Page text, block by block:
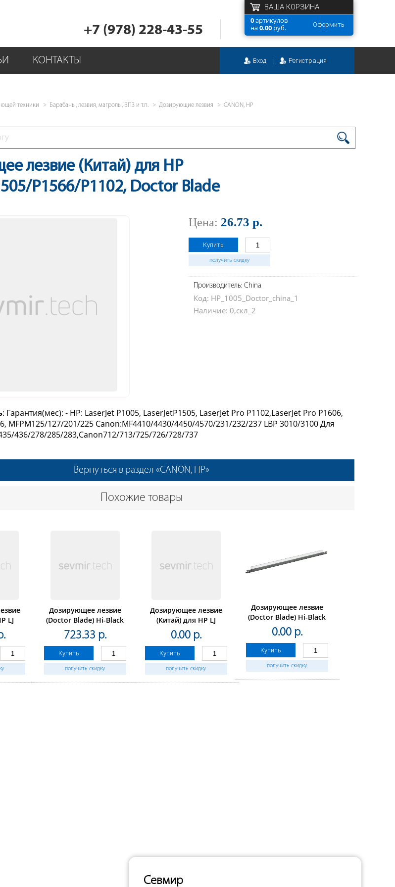
+7 (978) 228-43-55 Оформить
ВАША КОРЗИНА
0артикулов
на0.00 руб.
Вход Регистрация
КОНТАКТЫ
техники Барабаны, лезвия, магролы, ВПЗ и т.п. Дозирующие лезвия CANON, HP
лезвие (Китай) для HP
P1566/P1102, Doctor Blade
Цена: 26.73 р.
Купить
получить скидку
Производитель: China
Код: HP_1005_Doctor_china_1
Наличие: 0,скл_2
: Гарантия(мес): - HP: LaserJet P1005, LaserJetP1505, LaserJet Pro P1102,LaserJet Pro P1606,
MFPM125/127/201/225 Canon:MF4410/4430/4450/4570/231/232/237 LBP 3010/3100 Для
436/278/285/283,Canon712/713/725/726/728/737
Вернуться в раздел «CANON, HP»
Похожие товары
LJ
уп.
Дозирующее лезвие
(Doctor Blade) Hi-Black
для HP
LJP1005/1505/P1102/M125/M201
с упл., 20 шт/упак
723.33 р.
Купить
получить скидку
Дозирующее лезвие
(Китай) для HP LJ
M102/M104/M106
CanonCF218/CF230, для
совм. картриджа 10 шт/
уп
0.00 р.
Купить
получить скидку
Дозирующее лезвие
(Doctor Blade) Hi-Black
для HP LJ1010/1020/3015,
с уплотнителем
0.00 р.
Купить
получить скидку
Севмир